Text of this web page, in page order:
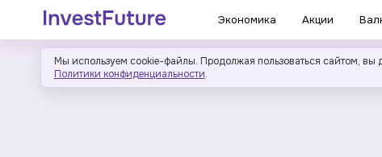
Экономика Акции
Мы используем cookie-файлы. Продолжая пользоваться сайтом, вы
Политики конфиденциальности.